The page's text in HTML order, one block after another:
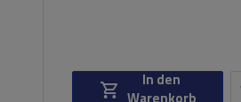
In den